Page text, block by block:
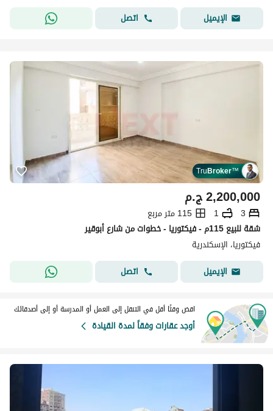
الإيميل
اتصل
TruBroker™
ج.م2,200,000
3
1
115 متر مربع
شقة للبيع 115م - فيكتوريا - خطوات من شارع أبوقير
فيكتوريا، الإسكندرية
الإيميل
اتصل
اقض وقتًا أقل في التنقل إلى العمل أو المدرسة أو إلى أصدقائك
أوجد عقارات وفقاً لمدة القيادة